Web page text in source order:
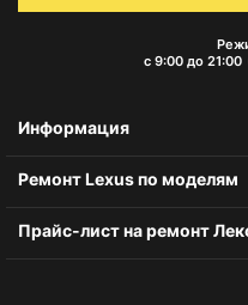
с 9:00 до 21:00
Информация
Ремонт Lexus по моделям
Прайс-лист на ремонт